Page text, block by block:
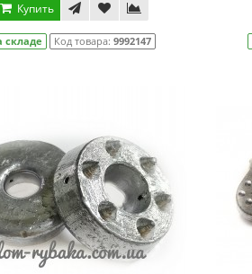
Купить
складе Код товара: 9992147